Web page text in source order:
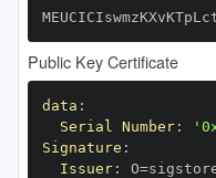
Public Key Certificate
data :
Serial Number:
Signature :
Issuer: